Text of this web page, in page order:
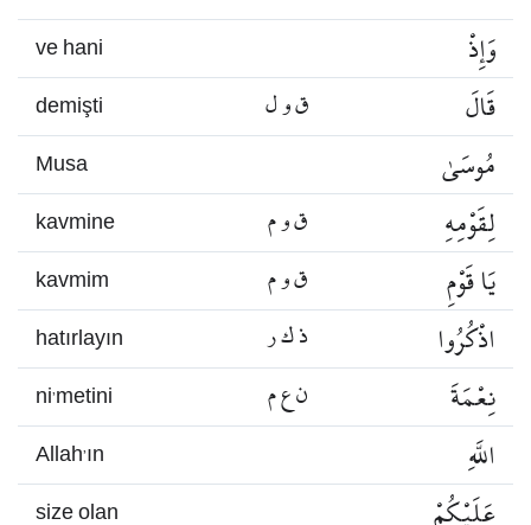
ve hani وَإِذْ
demişti ق و ل قَالَ
Musa مُوسَىٰ
kavmine ق و م لِقَوْمِهِ
kavmim ق و م يَا قَوْمِ
hatırlayın ذ ك ر اذْكُرُوا
ni’metini ن ع م نِعْمَةَ
Allah’ın اللَّهِ
size olan عَلَيْكُمْ